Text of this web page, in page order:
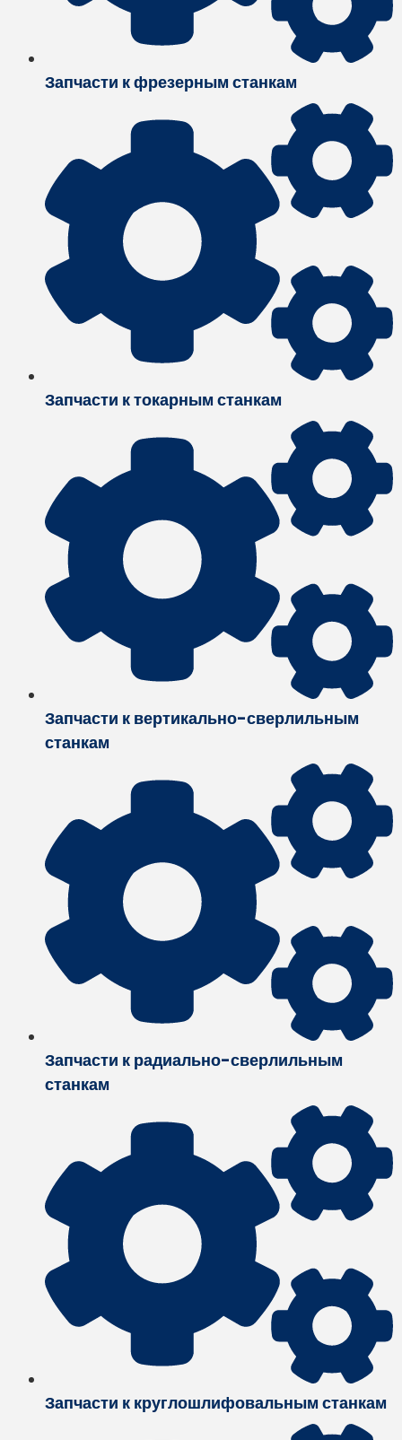
Запчасти к фрезерным станкам
Запчасти к токарным станкам
Запчасти к вертикально-сверлильным
станкам
Запчасти к радиально-сверлильным
станкам
Запчасти к круглошлифовальным станкам